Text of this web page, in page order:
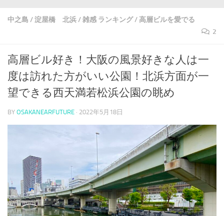
中之島 /淀屋橋 北浜/雑感 ランキング/高層ビルを愛でる
2
高層ビル好き！大阪の風景好きな人は一
度は訪れた方がいい公園！北浜方面が一
望できる西天満若松浜公園の眺め
BY OSAKANEARFUTURE · 2022年5月18日